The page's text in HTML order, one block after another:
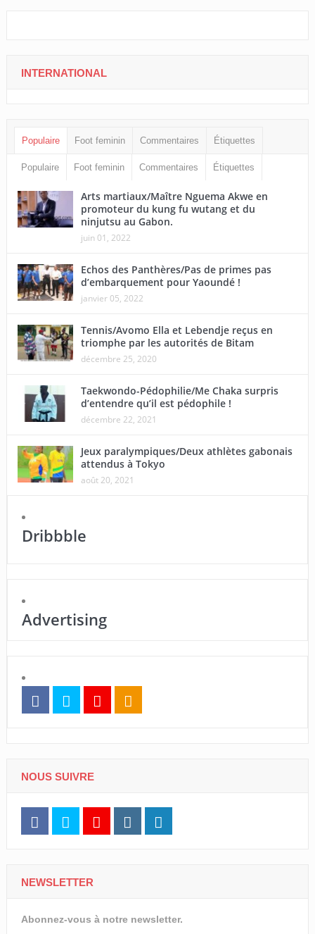
INTERNATIONAL
Populaire Foot feminin Commentaires Étiquettes
Populaire Foot feminin Commentaires Étiquettes
Arts martiaux/Maître Nguema Akwe en
promoteur du kung fu wutang et du
ninjutsu au Gabon.
juin 01, 2022
Echos des Panthères/Pas de primes pas
d’embarquement pour Yaoundé !
janvier 05, 2022
Tennis/Avomo Ella et Lebendje reçus en
triomphe par les autorités de Bitam
décembre 25, 2020
Taekwondo-Pédophilie/Me Chaka surpris
d’entendre qu’il est pédophile !
décembre 22, 2021
Jeux paralympiques/Deux athlètes gabonais
attendus à Tokyo
août 20, 2021
Dribbble
Advertising
NOUS SUIVRE
NEWSLETTER
Abonnez-vous à notre newsletter.